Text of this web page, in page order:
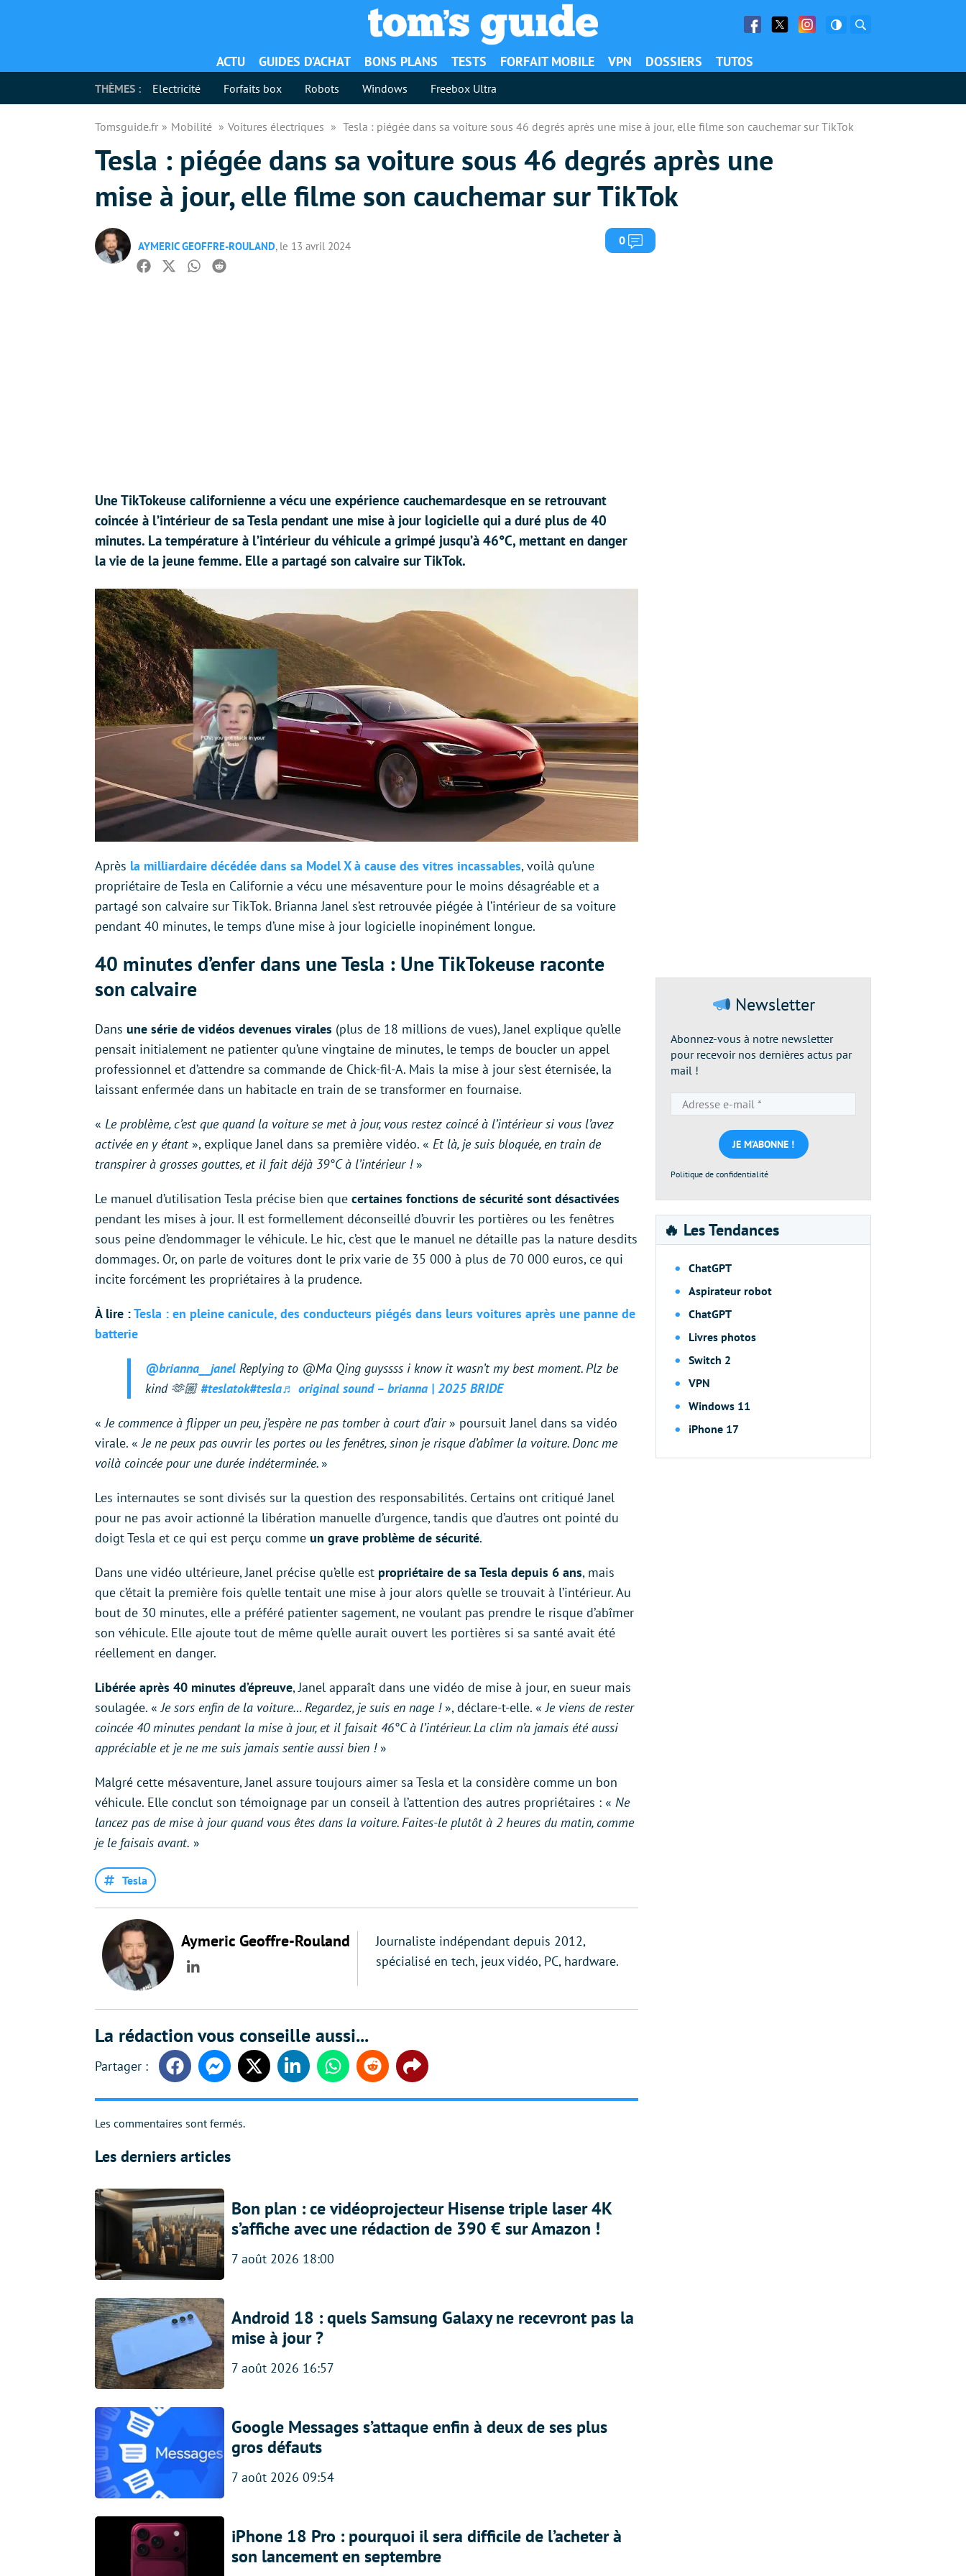
Facebook
Twitter Facebook
ACTU GUIDES D’ACHAT BONS PLANS TESTS FORFAIT MOBILE VPN DOSSIERS TUTOS
THÈMES : Electricité Forfaits box Robots Windows Freebox Ultra
Tomsguide.fr Mobilité Voitures électriques Tesla : piégée dans sa voiture sous 46 degrés après une mise à jour, elle filme son cauchemar sur TikTok
Tesla : piégée dans sa voiture sous 46 degrés après une
mise à jour, elle filme son cauchemar sur TikTok
AYMERIC GEOFFRE-ROULAND, le 13 avril 2024 0 Commentaires
Facebook
TwitterWhatsapp
Reddit
Une TikTokeuse californienne a vécu une expérience cauchemardesque en se retrouvant
coincée à l’intérieur de sa Tesla pendant une mise à jour logicielle qui a duré plus de 40
minutes. La température à l’intérieur du véhicule a grimpé jusqu’à 46°C, mettant en danger
la vie de la jeune femme. Elle a partagé son calvaire sur TikTok.
Après la milliardaire décédée dans sa Model X à cause des vitres incassables, voilà qu’une
propriétaire de Tesla en Californie a vécu une mésaventure pour le moins désagréable et a
partagé son calvaire sur TikTok. Brianna Janel s’est retrouvée piégée à l’intérieur de sa voiture
pendant 40 minutes, le temps d’une mise à jour logicielle inopinément longue.
40 minutes d’enfer dans une Tesla : Une TikTokeuse raconte
son calvaire
Dans une série de vidéos devenues virales (plus de 18 millions de vues), Janel explique qu’elle
pensait initialement ne patienter qu’une vingtaine de minutes, le temps de boucler un appel
professionnel et d’attendre sa commande de Chick-fil-A. Mais la mise à jour s’est éternisée, la
laissant enfermée dans un habitacle en train de se transformer en fournaise.
« Le problème, c’est que quand la voiture se met à jour, vous restez coincé à l’intérieur si vous l’avez
activée en y étant», explique Janel dans sa première vidéo. « Et là, je suis bloquée, en train de
transpirer à grosses gouttes, et il fait déjà 39°C à l’intérieur !»
Le manuel d’utilisation Tesla précise bien que certaines fonctions de sécurité sont désactivées
pendant les mises à jour. Il est formellement déconseillé d’ouvrir les portières ou les fenêtres
sous peine d’endommager le véhicule. Le hic, c’est que le manuel ne détaille pas la nature desdits
dommages. Or, on parle de voitures dont le prix varie de 35 000 à plus de 70 000 euros, ce qui
incite forcément les propriétaires à la prudence.
À lire :Tesla : en pleine canicule, des conducteurs piégés dans leurs voitures après une panne de
batterie
@brianna__janel Replying to @Ma Qing guyssss i know it wasn’t my best moment. Plz be
kind 🫶🏼 #teslatok#tesla♬ original sound – brianna | 2025 BRIDE
« Je commence à flipper un peu, j’espère ne pas tomber à court d’air » poursuit Janel dans sa vidéo
virale. « Je ne peux pas ouvrir les portes ou les fenêtres, sinon je risque d’abîmer la voiture. Donc me
voilà coincée pour une durée indéterminée. »
Les internautes se sont divisés sur la question des responsabilités. Certains ont critiqué Janel
pour ne pas avoir actionné la libération manuelle d’urgence, tandis que d’autres ont pointé du
doigt Tesla et ce qui est perçu comme un grave problème de sécurité.
Dans une vidéo ultérieure, Janel précise qu’elle est propriétaire de sa Tesla depuis 6 ans, mais
que c’était la première fois qu’elle tentait une mise à jour alors qu’elle se trouvait à l’intérieur. Au
bout de 30 minutes, elle a préféré patienter sagement, ne voulant pas prendre le risque d’abîmer
son véhicule. Elle ajoute tout de même qu’elle aurait ouvert les portières si sa santé avait été
réellement en danger.
Libérée après 40 minutes d’épreuve, Janel apparaît dans une vidéo de mise à jour, en sueur mais
soulagée. « Je sors enfin de la voiture… Regardez, je suis en nage !», déclare-t-elle. « Je viens de rester
coincée 40 minutes pendant la mise à jour, et il faisait 46°C à l’intérieur. La clim n’a jamais été aussi
appréciable et je ne me suis jamais sentie aussi bien !»
Malgré cette mésaventure, Janel assure toujours aimer sa Tesla et la considère comme un bon
véhicule. Elle conclut son témoignage par un conseil à l’attention des autres propriétaires : « Ne
lancez pas de mise à jour quand vous êtes dans la voiture. Faites-le plutôt à 2 heures du matin, comme
je le faisais avant. »
Tesla
Aymeric Geoffre-Rouland
LinkedIn
Journaliste indépendant depuis 2012,
spécialisé en tech, jeux vidéo, PC, hardware.
La rédaction vous conseille aussi...
FacebookMessengerTwitter LinkedinWhatsappReddit Share
Les commentaires sont fermés.
Les derniers articles
Bon plan : ce vidéoprojecteur Hisense triple laser 4K
s’affiche avec une rédaction de 390 € sur Amazon !
7 août 2026 18:00
Android 18 : quels Samsung Galaxy ne recevront pas la
mise à jour ?
7 août 2026 16:57
Google Messages s’attaque enfin à deux de ses plus
gros défauts
7 août 2026 09:54
iPhone 18 Pro : pourquoi il sera difficile de l’acheter à
son lancement en septembre
Newsletter
Abonnez-vous à notre newsletter
pour recevoir nos dernières actus par
mail !
e-
mail
*
Politique de confidentialité
🔥 Les Tendances
ChatGPT
Aspirateur robot
ChatGPT
Livres photos
Switch 2
VPN
Windows 11
iPhone 17